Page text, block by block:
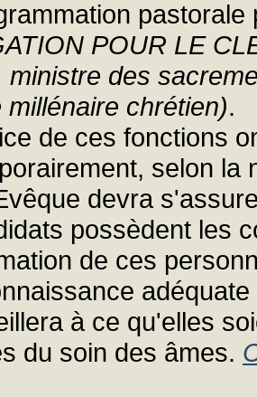
POUR LE
ministre des
chrétien).
de ces fonctions
selon la
devra
possèdent les
de ces
à ce qu'elles
du soin des âmes.